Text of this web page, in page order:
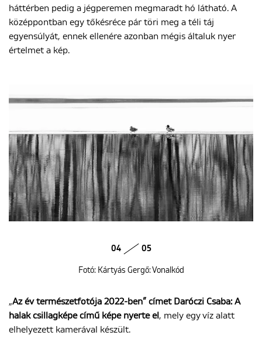
háttérben pedig a jégperemen megmaradt hó látható. A
középpontban egy tőkésréce pár töri meg a téli táj
egyensúlyát, ennek ellenére azonban mégis általuk nyer
értelmet a kép.
04 05
Fotó: Kártyás Gergő: Vonalkód
„Az év természetfotója 2022-ben” címet Daróczi Csaba: A
halak csillagképe című képe nyerte el , mely egy víz alatt
elhelyezett kamerával készült.